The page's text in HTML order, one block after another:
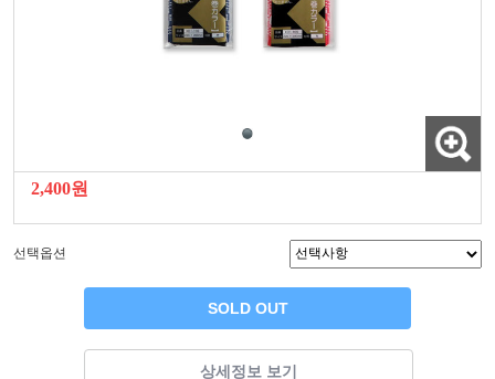
2,400원
선택옵션
SOLD OUT
상세정보 보기